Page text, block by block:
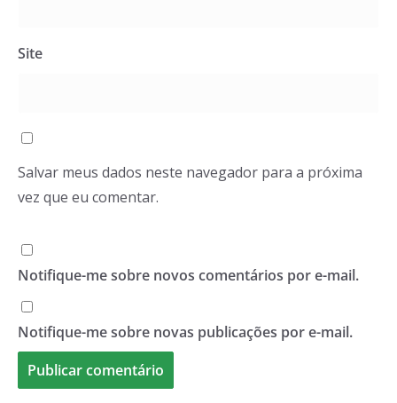
Site
Salvar meus dados neste navegador para a próxima
vez que eu comentar.
Notifique-me sobre novos comentários por e-mail.
Notifique-me sobre novas publicações por e-mail.